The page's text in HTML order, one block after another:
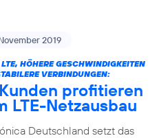
2019
HÖHERE GESCHWINDIGKEITEN
VERBINDUNGEN:
Kunden profitieren
LTE-Netzausbau
Deutschland setzt das